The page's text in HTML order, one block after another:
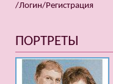
/Логин/Регистрация
ПОРТРЕТЫ